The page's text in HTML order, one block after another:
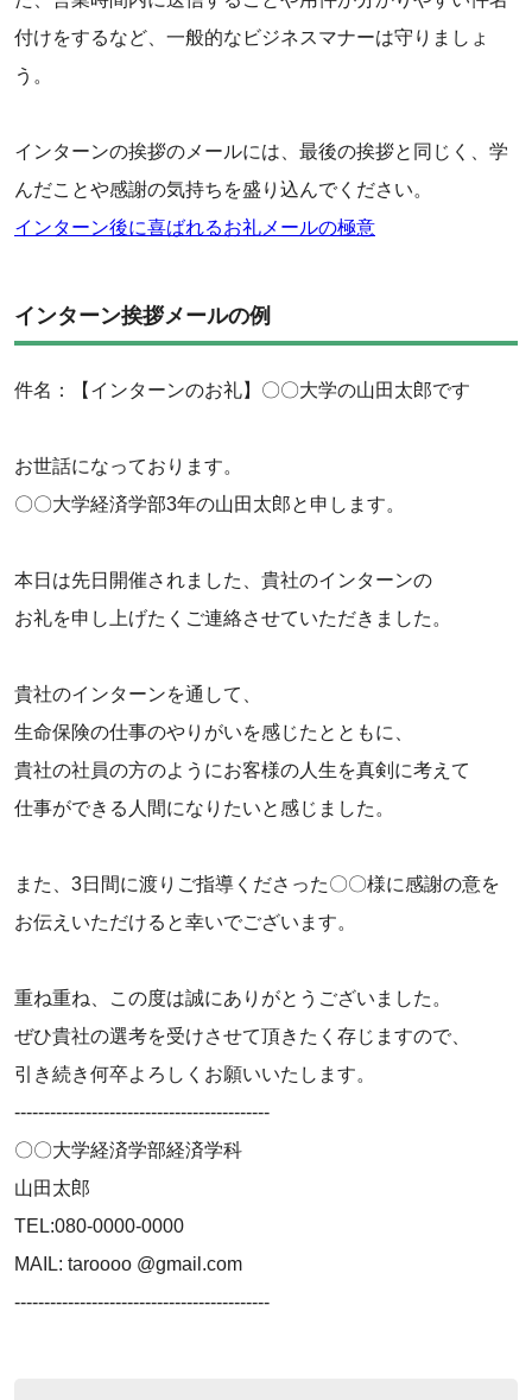
付けをするなど、一般的なビジネスマナーは守りましょ
う。
‌インターンの挨拶のメールには、最後の挨拶と同じく、学
んだことや感謝の気持ちを盛り込んでください。
インターン後に喜ばれるお礼メールの極意
インターン挨拶メールの例
件名：【インターンのお礼】〇〇大学の山田太郎です
‌お世話になっております。
‌〇〇大学経済学部3年の山田太郎と申します。
‌本日は先日開催されました、貴社のインターンの
‌お礼を申し上げたくご連絡させていただきました。
‌貴社のインターンを通して、
‌生命保険の仕事のやりがいを感じたとともに、
‌貴社の社員の方のようにお客様の人生を真剣に考えて
‌仕事ができる人間になりたいと感じました。
‌また、3日間に渡りご指導くださった〇〇様に感謝の意を
お伝えいただけると幸いでございます。
‌重ね重ね、この度は誠にありがとうございました。
ぜひ貴社の選考を受けさせて頂きたく存じますので、
引き続き何卒よろしくお願いいたします。
-------------------------------------------
‌〇〇大学経済学部経済学科
‌山田太郎
‌TEL:080-0000-0000
‌MAIL: taroooo @gmail.com
‌-------------------------------------------